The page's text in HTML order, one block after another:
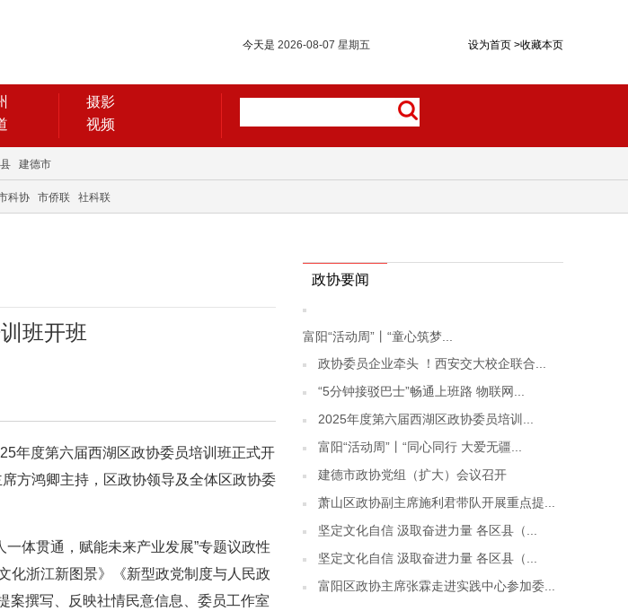
设为首页 >收藏本页
今天是 2026-08-07 星期五
摄影
视频
建德市
科协 市侨联 社科联
班开班
年度第六届西湖区政协委员培训班正式开
方鸿卿主持，区政协领导及全体区政协委
体贯通，赋能未来产业发展”专题议政性
化浙江新图景》《新型政党制度与人民政
撰写、反映社情民意信息、委员工作室
政协要闻
富阳“活动周”丨“童心筑梦...
政协委员企业牵头 ！西安交大校企联合...
“5分钟接驳巴士”畅通上班路 物联网...
2025年度第六届西湖区政协委员培训...
富阳“活动周”丨“同心同行 大爱无疆...
建德市政协党组（扩大）会议召开
萧山区政协副主席施利君带队开展重点提...
坚定文化自信 汲取奋进力量 各区县（...
坚定文化自信 汲取奋进力量 各区县（...
富阳区政协主席张霖走进实践中心参加委...